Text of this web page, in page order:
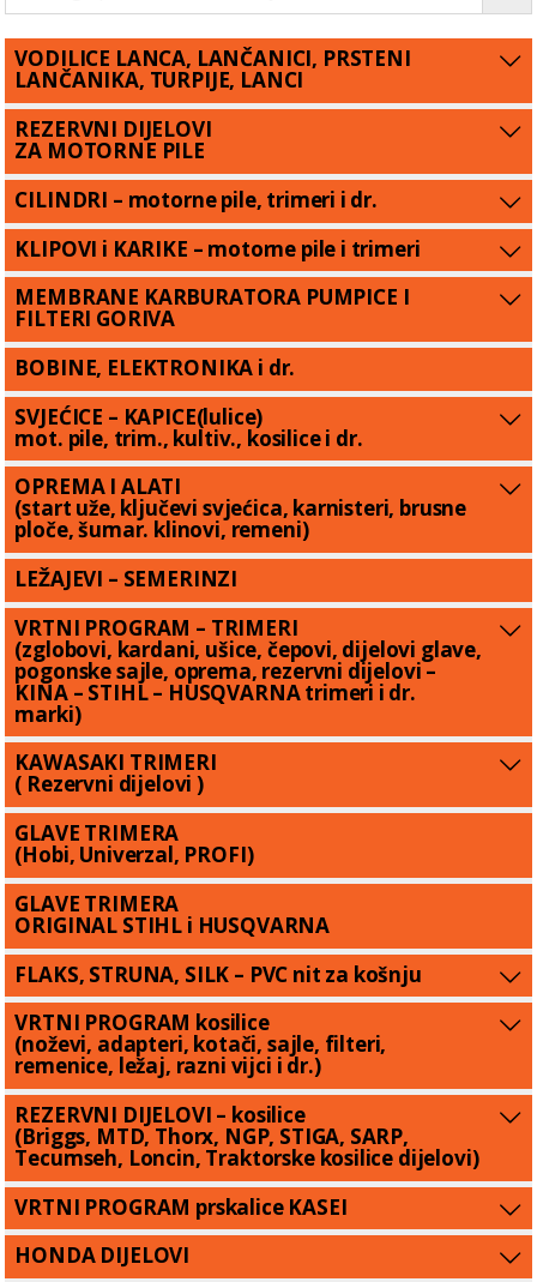
VODILICE LANCA, LANČANICI, PRSTENI
LANČANIKA, TURPIJE, LANCI
REZERVNI DIJELOVI
ZA MOTORNE PILE
CILINDRI – motorne pile, trimeri i dr.
KLIPOVI i KARIKE – motorne pile i trimeri
MEMBRANE KARBURATORA PUMPICE I
FILTERI GORIVA
BOBINE, ELEKTRONIKA i dr.
SVJEĆICE – KAPICE(lulice)
mot. pile, trim., kultiv., kosilice i dr.
OPREMA I ALATI
(start uže, ključevi svjećica, karnisteri, brusne
ploče, šumar. klinovi, remeni)
LEŽAJEVI – SEMERINZI
VRTNI PROGRAM – TRIMERI
(zglobovi, kardani, ušice, čepovi, dijelovi glave,
pogonske sajle, oprema, rezervni dijelovi –
KINA – STIHL – HUSQVARNA trimeri i dr.
marki)
KAWASAKI TRIMERI
( Rezervni dijelovi )
GLAVE TRIMERA
(Hobi, Univerzal, PROFI)
GLAVE TRIMERA
ORIGINAL STIHL i HUSQVARNA
FLAKS, STRUNA, SILK – PVC nit za košnju
VRTNI PROGRAM kosilice
(noževi, adapteri, kotači, sajle, filteri,
remenice, ležaj, razni vijci i dr.)
REZERVNI DIJELOVI – kosilice
(Briggs, MTD, Thorx, NGP, STIGA, SARP,
Tecumseh, Loncin, Traktorske kosilice dijelovi)
VRTNI PROGRAM prskalice KASEI
HONDA DIJELOVI